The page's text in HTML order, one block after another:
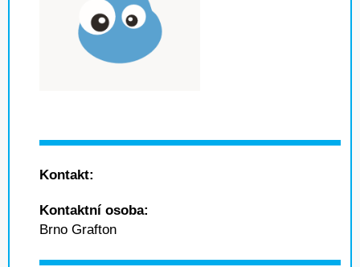
Kontakt:
Kontaktní osoba:
Brno Grafton